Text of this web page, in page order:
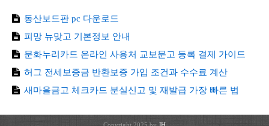
동산보드판 pc 다운로드
피망 뉴맞고 기본정보 안내
문화누리카드 온라인 사용처 교보문고 등록 결제 가이드
허그 전세보증금 반환보증 가입 조건과 수수료 계산
새마을금고 체크카드 분실신고 및 재발급 가장 빠른 법